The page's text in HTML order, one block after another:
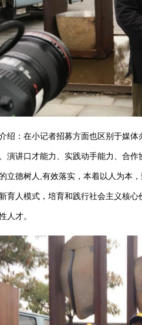
绍：在小记者招募方面也区别于媒
演讲口才能力、实践动手能力、合
立德树人,有效落实，本着以人为本
育人模式，培育和践行社会主义核
人才。